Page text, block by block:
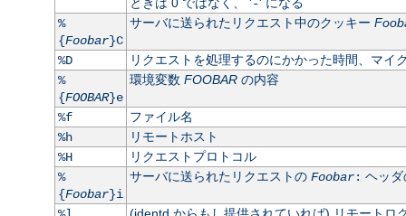
-
%
{Foobar}C
サーバに送られたリクエスト中のクッキー
%D
リクエストを処理するのにかかった時間、マイ
%
{FOOBAR}e
環境変数 FOOBARの内容
%f
ファイル名
%h
リモートホスト
%H
リクエストプロトコル
%
{Foobar}i
サーバに送られたリクエストの Foobar: ヘッ